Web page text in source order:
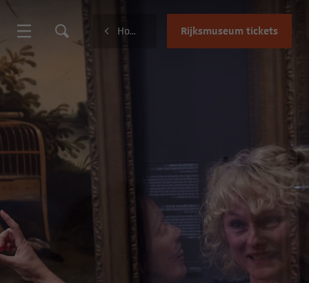
Home Rijksmuseum tickets